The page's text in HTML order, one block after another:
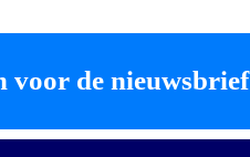
voor de nieuwsbrief